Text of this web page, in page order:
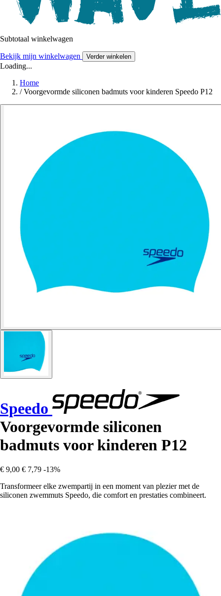
Subtotaal winkelwagen
Bekijk mijn winkelwagen Verder winkelen
Loading...
Home
/ Voorgevormde siliconen badmuts voor kinderen Speedo P12
Speedo
Voorgevormde siliconen
badmuts voor kinderen P12
€ 9,00 € 7,79 -13%
Transformeer elke zwempartij in een moment van plezier met de
siliconen zwemmuts Speedo, die comfort en prestaties combineert.